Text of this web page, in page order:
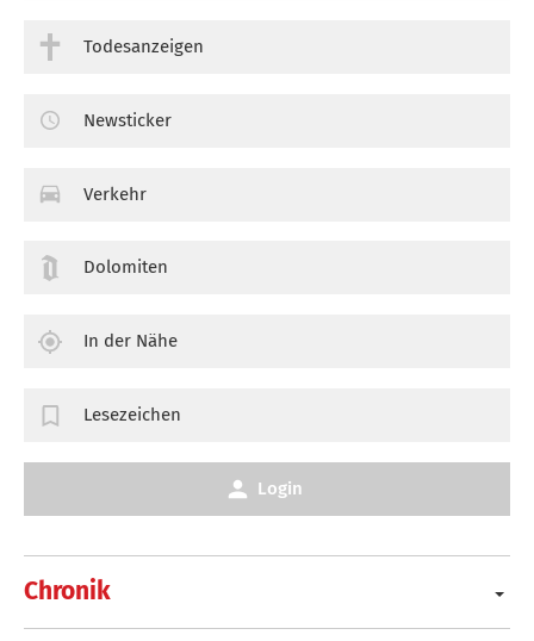
Chronik
Todesanzeigen
Newsticker
Verkehr
Dolomiten
In der Nähe
Lesezeichen
Login